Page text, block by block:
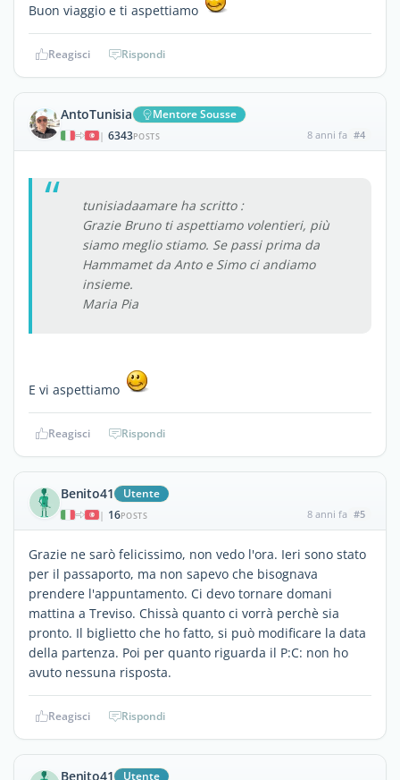
Buon viaggio e ti aspettiamo
Reagisci Rispondi
AntoTunisia Mentore Sousse
| 6343POSTS 8 anni fa #4
tunisiadaamare ha scritto :
Grazie Bruno ti aspettiamo volentieri, più
siamo meglio stiamo. Se passi prima da
Hammamet da Anto e Simo ci andiamo
insieme.
Maria Pia
E vi aspettiamo
Reagisci Rispondi
Benito41 Utente
| 16POSTS 8 anni fa #5
Grazie ne sarò felicissimo, non vedo l'ora. Ieri sono stato
per il passaporto, ma non sapevo che bisognava
prendere l'appuntamento. Ci devo tornare domani
mattina a Treviso. Chissà quanto ci vorrà perchè sia
pronto. Il biglietto che ho fatto, si può modificare la data
della partenza. Poi per quanto riguarda il P:C: non ho
avuto nessuna risposta.
Reagisci Rispondi
Benito41 Utente